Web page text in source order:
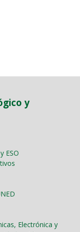
y
ESO
Electrónica y